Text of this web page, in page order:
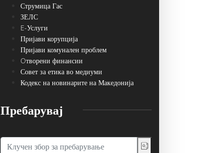
Струмица Гас
ЗЕЛС
E-Услуги
Пријави корупција
Пријави комунален проблем
Oтворени финансии
Совет за етика во медиуми
Кодекс на новинарите на Македонија
Пребарувај